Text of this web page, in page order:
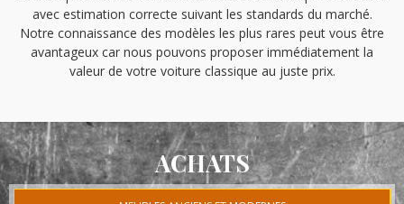
avec estimation correcte suivant les standards du marché.
Notre connaissance des modèles les plus rares peut vous être
avantageux car nous pouvons proposer immédiatement la
valeur de votre voiture classique au juste prix.
ACHATS